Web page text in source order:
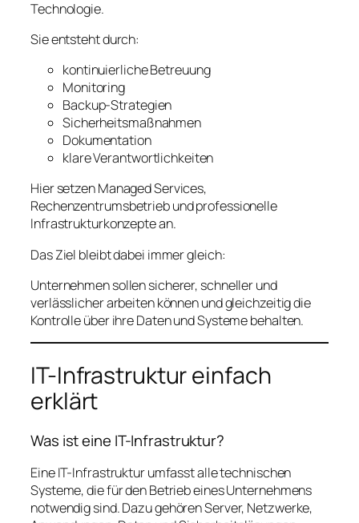
Technologie.
Sie entsteht durch:
kontinuierliche Betreuung
Monitoring
Backup-Strategien
Sicherheitsmaßnahmen
Dokumentation
klare Verantwortlichkeiten
Hier setzen Managed Services,
Rechenzentrumsbetrieb und professionelle
Infrastrukturkonzepte an.
Das Ziel bleibt dabei immer gleich:
Unternehmen sollen sicherer, schneller und
verlässlicher arbeiten können und gleichzeitig die
Kontrolle über ihre Daten und Systeme behalten.
IT-Infrastruktur einfach
erklärt
Was ist eine IT-Infrastruktur?
Eine IT-Infrastruktur umfasst alle technischen
Systeme, die für den Betrieb eines Unternehmens
notwendig sind. Dazu gehören Server, Netzwerke,